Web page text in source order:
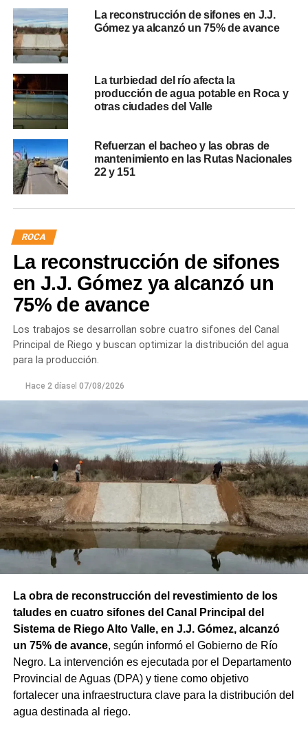
La reconstrucción de sifones en J.J.
Gómez ya alcanzó un 75% de avance
La turbiedad del río afecta la
producción de agua potable en Roca y
otras ciudades del Valle
Refuerzan el bacheo y las obras de
mantenimiento en las Rutas Nacionales
22 y 151
ROCA
La reconstrucción de sifones
en J.J. Gómez ya alcanzó un
75% de avance
Los trabajos se desarrollan sobre cuatro sifones del Canal
Principal de Riego y buscan optimizar la distribución del agua
para la producción.
Hace 2 díasel 07/08/2026
La obra de reconstrucción del revestimiento de los
taludes en cuatro sifones del Canal Principal del
Sistema de Riego Alto Valle, en J.J. Gómez, alcanzó
un 75% de avance, según informó el Gobierno de Río
Negro. La intervención es ejecutada por el Departamento
Provincial de Aguas (DPA) y tiene como objetivo
fortalecer una infraestructura clave para la distribución del
agua destinada al riego.